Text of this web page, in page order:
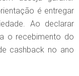
é entregar
Ao declarar
o recebimento do
cashback no ano